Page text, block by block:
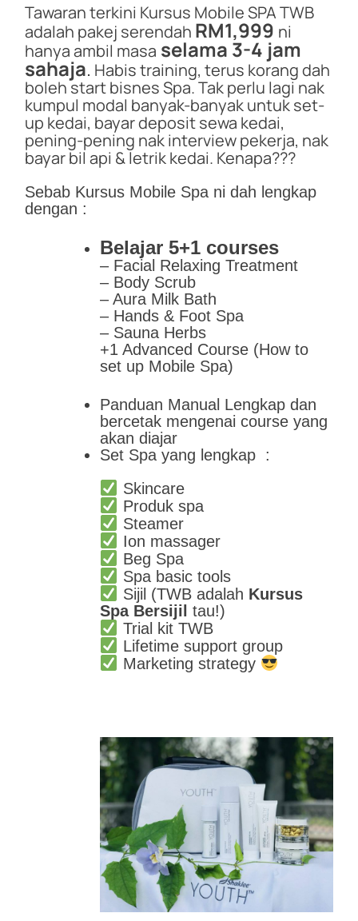
Tawaran terkini Kursus Mobile SPA TWB
adalah pakej serendah RM1,999 ni
hanya ambil masa selama 3-4 jam
sahaja. Habis training, terus korang dah
boleh start bisnes Spa. Tak perlu lagi nak
kumpul modal banyak-banyak untuk set-
up kedai, bayar deposit sewa kedai,
pening-pening nak interview pekerja, nak
bayar bil api & letrik kedai. Kenapa???
Sebab Kursus Mobile Spa ni dah lengkap
dengan :
Belajar 5+1 courses
– Facial Relaxing Treatment
– Body Scrub
– Aura Milk Bath
– Hands & Foot Spa
– Sauna Herbs
+1 Advanced Course (How to
set up Mobile Spa)
Panduan Manual Lengkap dan
bercetak mengenai course yang
akan diajar
Set Spa yang lengkap :
Skincare
Produk spa
Steamer
Ion massager
Beg Spa
Spa basic tools
Sijil (TWB adalah Kursus
Spa Bersijil tau!)
Trial kit TWB
Lifetime support group
Marketing strategy